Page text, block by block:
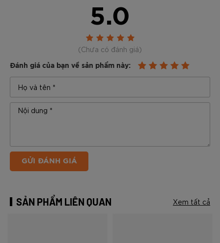
5.0
(Chưa có đánh giá)
Đánh giá của bạn về sản phẩm này:
GỬI ĐÁNH GIÁ
SẢN PHẨM LIÊN QUAN Xem tất cả